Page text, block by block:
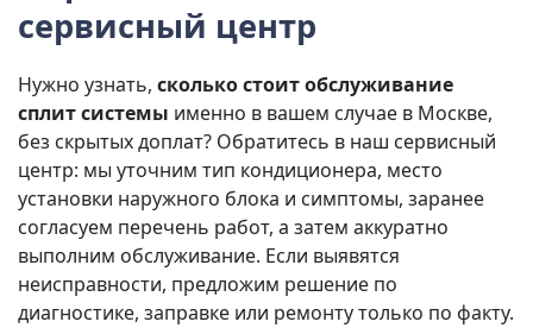
сервисный центр
Нужно узнать, сколько стоит обслуживание
сплит системы именно в вашем случае в Москве,
без скрытых доплат? Обратитесь в наш сервисный
центр: мы уточним тип кондиционера, место
установки наружного блока и симптомы, заранее
согласуем перечень работ, а затем аккуратно
выполним обслуживание. Если выявятся
неисправности, предложим решение по
диагностике, заправке или ремонту только по факту.